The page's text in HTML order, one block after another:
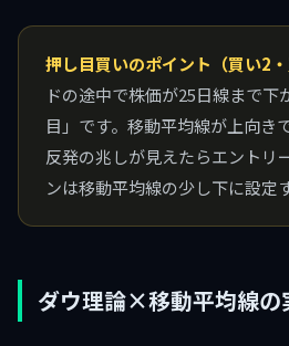
押し目買いのポイント（買い2
ドの途中で株価が25日線まで下
目」です。移動平均線が上向き
反発の兆しが見えたらエントリ
ンは移動平均線の少し下に設定
ダウ理論×移動平均線の